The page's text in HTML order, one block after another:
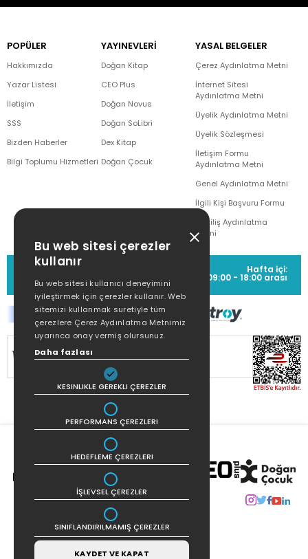
POPÜLER
Hakkımızda
Yazar Listesi
İletişim
SSS
Bizden Haberler
Bilgi Toplumu Hizmetleri
YAYINEVLERİ
Doğan Kitap
CEO Plus
Doğan Novus
Doğan SoLibri
Dex Kitap
Doğan Çocuk
YASAL BELGELER
Çerez Aydınlatma Metni
İnternet Sitesi
Aydınlatma Metni
Üyelik Aydınlatma Metni
Üyelik Sözleşmesi
İletişim Formu
Aydınlatma Metni
Genel Aydınlatma Metni
İlgili Kişi Başvuru Formu
Çekiliş Aydınlatma
Metni
MÜŞTERİ HİZMETLERİ
(0212) 373 77 00
Hafta içi:
09:00 - 18:00 arası
SİTEMİZ
KORUNMAKTADIR.
Bu web sitesi çerezler
kullanır
Bu web sitesi kullanıcı deneyimini
iyileştirmek için çerezler kullanır. Web
sitemizi kullanmak suretiyle tüm
çerezlere Çerez Aydınlatma Metnimiz
uyarınca onay vermiş olursunuz.
Daha fazlası
KESINLIKLE GEREKLI ÇEREZLER
PERFORMANS ÇEREZLERI
HEDEFLEME ÇEREZLERI
İŞLEVSEL ÇEREZLER
SINIFLANDIRILMAMIŞ ÇEREZLER
KAYDET VE KAPAT